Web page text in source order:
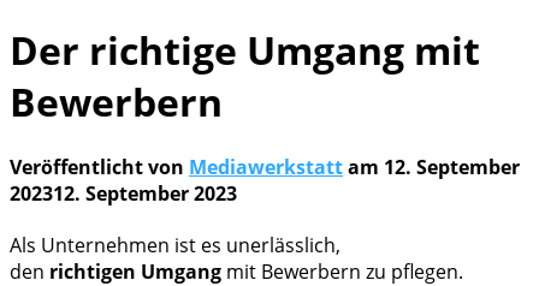
Der richtige Umgang mit
Bewerbern
Veröffentlicht von Mediawerkstattam 12. September
202312. September 2023
Als Unternehmen ist es unerlässlich,
den richtigen Umgang mit Bewerbern zu pflegen.